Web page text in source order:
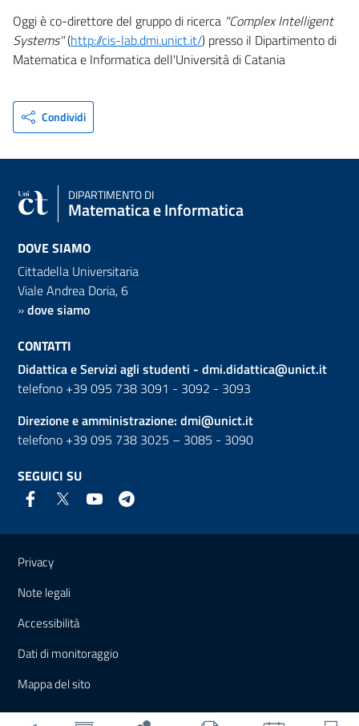
Oggi è co-direttore del gruppo di ricerca "Complex Intelligent
Systems"(http://cis-lab.dmi.unict.it/) presso il Dipartimento di
Matematica e Informatica dell'Università di Catania
Condividi
DIPARTIMENTO DI
Matematica e Informatica
DOVE SIAMO
Cittadella Universitaria
Viale Andrea Doria, 6
»dove siamo
CONTATTI
Didattica e Servizi agli studenti - dmi.didattica@unict.it
telefono +39 095 738 3091 - 3092 - 3093
Direzione e amministrazione: dmi@unict.it
telefono +39 095 738 3025 – 3085 - 3090
SEGUICI SU
Link e informazioni utili
Privacy
Note legali
Accessibilità
Dati di monitoraggio
Mappa del sito